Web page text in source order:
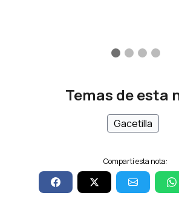
Temas de esta
Gacetilla
Compartí esta nota: